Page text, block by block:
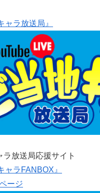
ラ放送局』
ラ放送局応援サイト
ャラFANBOX』
ージ